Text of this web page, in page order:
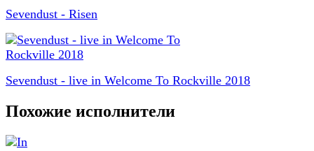
Sevendust - Risen
Sevendust - live in Welcome To Rockville 2018
Похожие исполнители